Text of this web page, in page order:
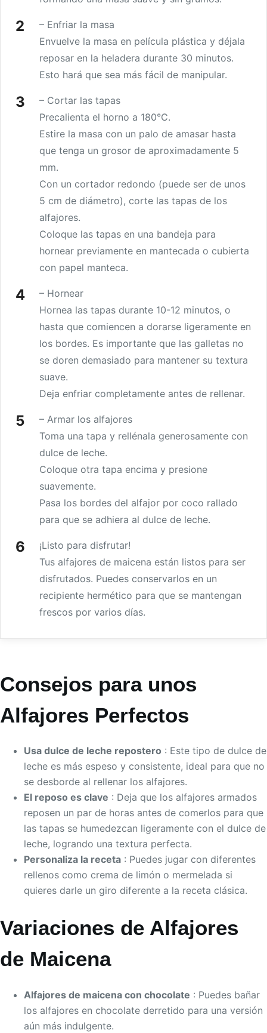
– Enfriar la masa
Envuelve la masa en película plástica y déjala
reposar en la heladera durante 30 minutos.
Esto hará que sea más fácil de manipular.
– Cortar las tapas
Precalienta el horno a 180°C.
Estire la masa con un palo de amasar hasta
que tenga un grosor de aproximadamente 5
mm.
Con un cortador redondo (puede ser de unos
5 cm de diámetro), corte las tapas de los
alfajores.
Coloque las tapas en una bandeja para
hornear previamente en mantecada o cubierta
con papel manteca.
– Hornear
Hornea las tapas durante 10-12 minutos, o
hasta que comiencen a dorarse ligeramente en
los bordes. Es importante que las galletas no
se doren demasiado para mantener su textura
suave.
Deja enfriar completamente antes de rellenar.
– Armar los alfajores
Toma una tapa y rellénala generosamente con
dulce de leche.
Coloque otra tapa encima y presione
suavemente.
Pasa los bordes del alfajor por coco rallado
para que se adhiera al dulce de leche.
¡Listo para disfrutar!
Tus alfajores de maicena están listos para ser
disfrutados. Puedes conservarlos en un
recipiente hermético para que se mantengan
frescos por varios días.
Consejos para unos
Alfajores Perfectos
Usa dulce de leche repostero : Este tipo de dulce de
leche es más espeso y consistente, ideal para que no
se desborde al rellenar los alfajores.
El reposo es clave : Deja que los alfajores armados
reposen un par de horas antes de comerlos para que
las tapas se humedezcan ligeramente con el dulce de
leche, logrando una textura perfecta.
Personaliza la receta : Puedes jugar con diferentes
rellenos como crema de limón o mermelada si
quieres darle un giro diferente a la receta clásica.
Variaciones de Alfajores
de Maicena
Alfajores de maicena con chocolate : Puedes bañar
los alfajores en chocolate derretido para una versión
aún más indulgente.